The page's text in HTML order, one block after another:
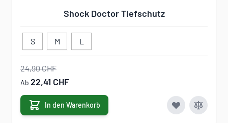
Shock Doctor Tiefschutz
S M L
24,90 CHF
Ab 22,41 CHF
In den Warenkorb